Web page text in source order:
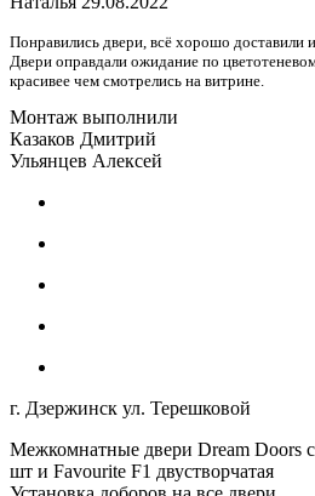
Понравились двери, всё хорошо доставили
Двери оправдали ожидание по
красивее чем смотрелись на витрине.
Монтаж выполнили
Казаков Дмитрий
Ульянцев Алексей
г. Дзержинск ул. Терешковой
Межкомнатные двери Dream Doors
шт и Favourite F1 двустворчатая